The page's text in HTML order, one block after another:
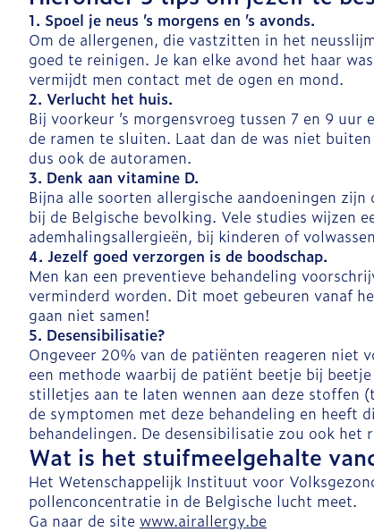
1. Spoel je neus ’s morgens en ’s avonds.
Om de allergenen, die vastzitten in het
goed te reinigen. Je kan elke avond het haar
vermijdt men contact met de ogen en mond.
2. Verlucht het huis.
Bij voorkeur ’s morgensvroeg tussen 7 en 9
de ramen te sluiten. Laat dan de was niet
dus ook de autoramen.
3. Denk aan vitamine D.
Bijna alle soorten allergische aandoeningen
bij de Belgische bevolking. Vele studies wijzen
ademhalingsallergieën, bij kinderen of
4. Jezelf goed verzorgen is de boodschap.
Men kan een preventieve behandeling
verminderd worden. Dit moet gebeuren vanaf
gaan niet samen!
5. Desensibilisatie?
Ongeveer 20% van de patiënten reageren niet
een methode waarbij de patiënt beetje bij
stilletjes aan te laten wennen aan deze stoffen
de symptomen met deze behandeling en heeft
behandelingen. De desensibilisatie zou ook
Wat is het stuifmeelgehalte
Het Wetenschappelijk Instituut voor
pollenconcentratie in de Belgische lucht meet.
Ga naar de site www.airallergy.be